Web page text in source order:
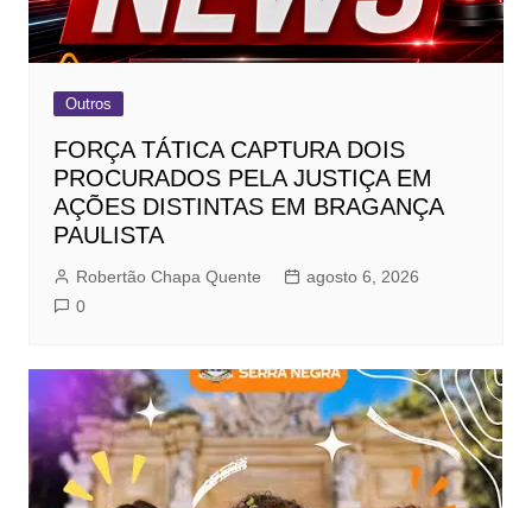
Outros
FORÇA TÁTICA CAPTURA DOIS
PROCURADOS PELA JUSTIÇA EM
AÇÕES DISTINTAS EM BRAGANÇA
PAULISTA
Robertão Chapa Quente
agosto 6, 2026
0